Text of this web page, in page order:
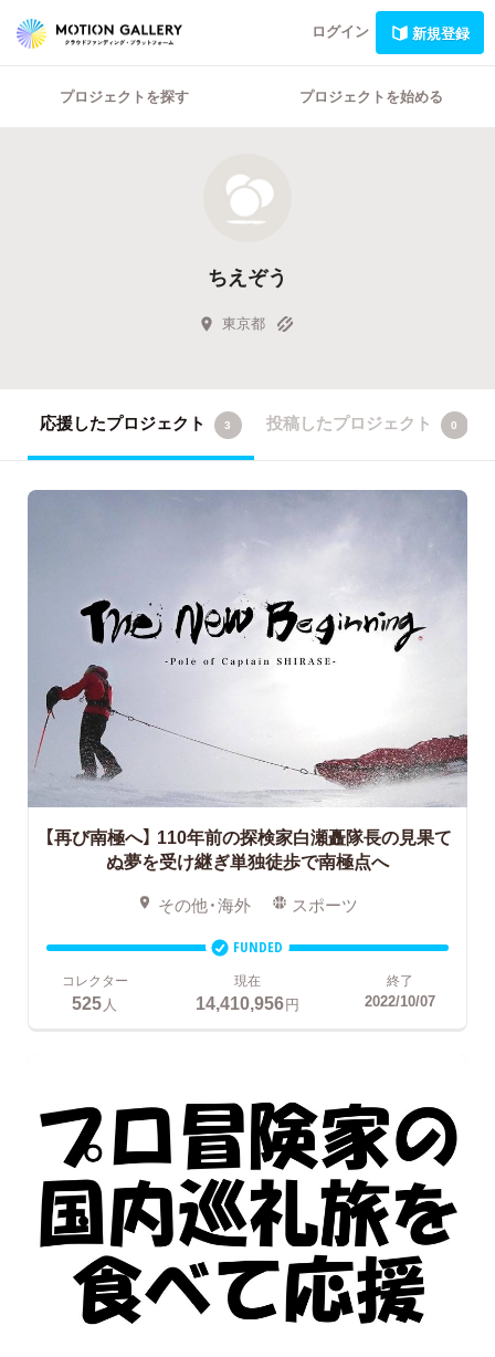
ログイン 新規登録
プロジェクトを探す プロジェクトを始める
ちえぞう
東京都
応援したプロジェクト 3 投稿したプロジェクト 0
【再び南極へ】 110年前の探検家白瀬矗隊長の見果て
ぬ夢を受け継ぎ単独徒歩で南極点へ
その他・海外 スポーツ
FUNDED
コレクター
525 人
現在
14,410,956円
終了
2022/10/07